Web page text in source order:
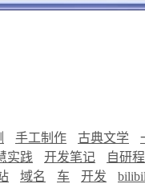
手工制作 古典文学
实践 开发笔记
自研
域名 车 开发